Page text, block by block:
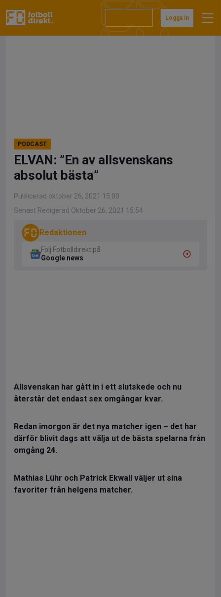
till
Logga in
PODCAST
ELVAN: ”En av allsvenskans
absolut bästa”
Publicerad oktober 26, 2021 15:00
Senast Redigerad Oktober 26, 2021 15:54
Redaktionen
Följ Fotbolldirekt på
Google news
Allsvenskan har gått in i ett slutskede och nu
återstår det endast sex omgångar kvar.
Redan imorgon är det nya matcher igen – det har
därför blivit dags att välja ut de bästa spelarna från
omgång 24.
Mathias Lühr och Patrick Ekwall väljer ut sina
favoriter från helgens matcher.